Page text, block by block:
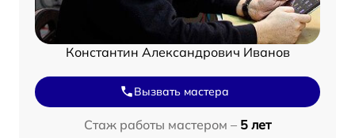
Константин Александрович Иванов
Вызвать мастера
Стаж работы мастером – 5 лет